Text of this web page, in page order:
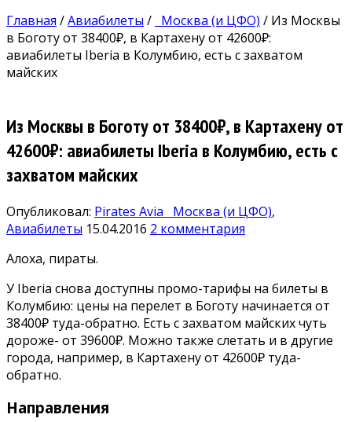
Главная /Авиабилеты / Москва (и ЦФО) / Из Москвы
в Боготу от 38400₽, в Картахену от 42600₽:
авиабилеты Iberia в Колумбию, есть с захватом
майских
Из Москвы в Боготу от 38400₽, в Картахену от
42600₽: авиабилеты Iberia в Колумбию, есть с
захватом майских
Опубликовал: Pirates Avia Москва (и ЦФО),
Авиабилеты 15.04.2016 2 комментария
Алоха, пираты.
У Iberia снова доступны промо-тарифы на билеты в
Колумбию: цены на перелет в Боготу начинается от
38400₽ туда-обратно. Есть с захватом майских чуть
дороже- от 39600₽. Можно также слетать и в другие
города, например, в Картахену от 42600₽ туда-
обратно.
Направления